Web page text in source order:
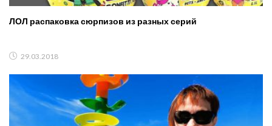
ЛОЛ распаковка сюрпизов из разных серий
29.03.2018